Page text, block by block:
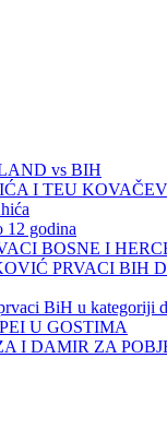
vs BIH
I TEU
12 godina
BOSNE I
PRVACI BIH
BiH u kategoriji
U GOSTIMA
I DAMIR ZA